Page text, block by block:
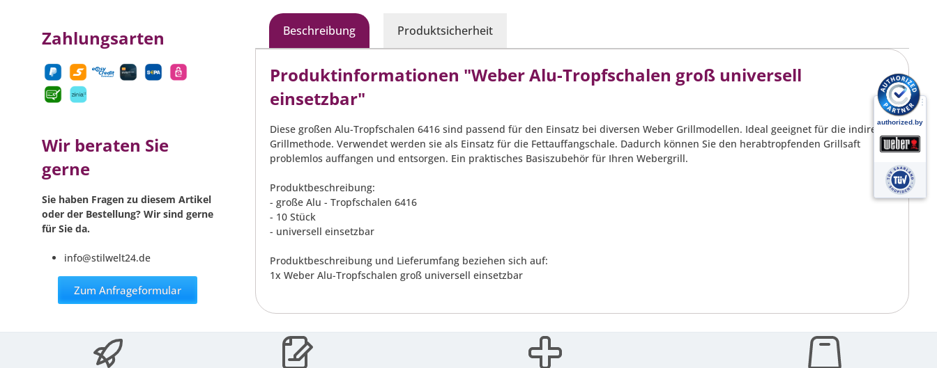
Zahlungsarten
Wir beraten Sie
gerne
Sie haben Fragen zu diesem Artikel
oder der Bestellung? Wir sind gerne
für Sie da.
info@stilwelt24.de
Zum Anfrageformular
Beschreibung Produktsicherheit
Produktinformationen "Weber Alu-Tropfschalen groß universell
einsetzbar"
Diese großen Alu-Tropfschalen 6416 sind passend für den Einsatz bei diversen Weber Grillmodellen. Ideal geeignet für die indirekte
Grillmethode. Verwendet werden sie als Einsatz für die Fettauffangschale. Dadurch können Sie den herabtropfenden Grillsaft
problemlos auffangen und entsorgen. Ein praktisches Basiszubehör für Ihren Webergrill.
Produktbeschreibung:
- große Alu - Tropfschalen 6416
- 10 Stück
- universell einsetzbar
Produktbeschreibung und Lieferumfang beziehen sich auf:
1x Weber Alu-Tropfschalen groß universell einsetzbar